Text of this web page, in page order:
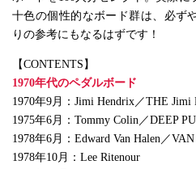
十色の個性的なボード群は、必ず
りの参考にもなるはずです！
【CONTENTS】
1970年代のペダルボード
1970年9月：Jimi Hendrix／THE Jimi
1975年6月：Tommy Colin／DEEP
1978年6月：Edward Van Halen／
1978年10月：Lee Ritenour